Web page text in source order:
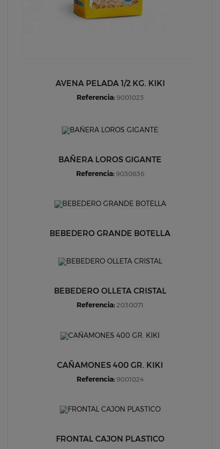
AVENA PELADA 1/2 KG. KIKI
Referencia: 9001023
BAÑERA LOROS GIGANTE
Referencia: 9030836
BEBEDERO GRANDE BOTELLA
BEBEDERO OLLETA CRISTAL
Referencia:2030071
CAÑAMONES 400 GR. KIKI
Referencia: 9001024
FRONTAL CAJON PLASTICO